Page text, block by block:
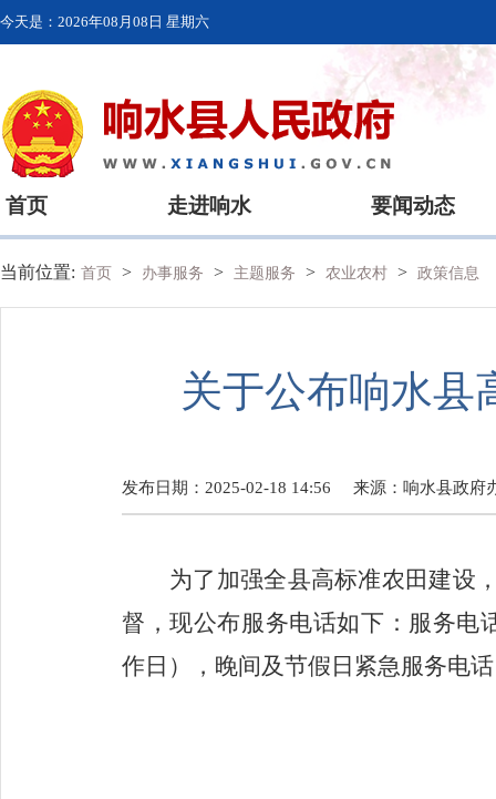
今天是： 2026年08月08日 星期六
首页 走进响水 要闻动态
当前位置: 首页 > 办事服务 > 主题服务 > 农业农村 > 政策信息
关于公布响水县
发布日期：2025-02-18 14:56 来源： 响水县政府
为了加强全县高标准农田建设
督，现公布服务电话如下：服务电
作日）
， 晚间及节假日紧急服务电